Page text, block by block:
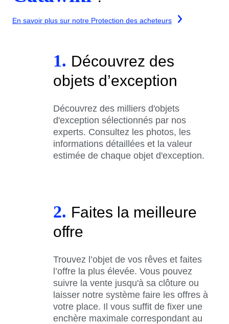
En savoir plus sur notre Protection des acheteurs
1. Découvrez des
objets d’exception
Découvrez des milliers d'objets
d'exception sélectionnés par nos
experts. Consultez les photos, les
informations détaillées et la valeur
estimée de chaque objet d'exception.
2. Faites la meilleure
offre
Trouvez l’objet de vos rêves et faites
l’offre la plus élevée. Vous pouvez
suivre la vente jusqu'à sa clôture ou
laisser notre système faire les offres à
votre place. Il vous suffit de fixer une
enchère maximale correspondant au